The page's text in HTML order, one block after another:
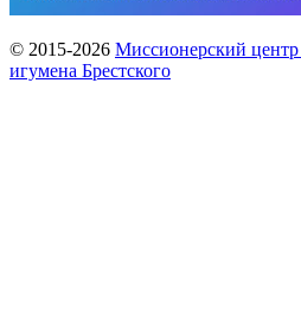
© 2015-2026 Миссионерский
игумена Брестского